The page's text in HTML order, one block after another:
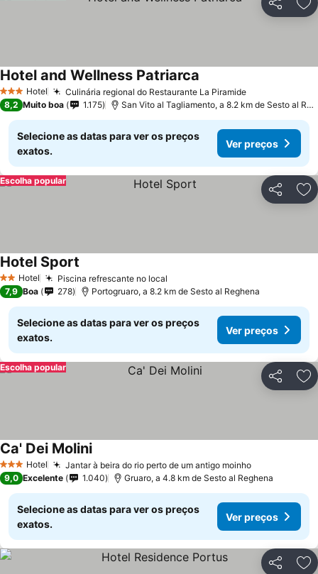
Partilhar
3 EstrelasHotel Culinária regional do Restaurante La Piramide
Hotel and Wellness Patriarca
8,2 Muito boa 1.175 San Vito al Tagliamento, a 8.2 km de Sesto al Reghena
Selecione as datas para ver os preços
exatos.
Ver preços
Partilhar
Escolha popular
2 Estrelas
Hotel Piscina refrescante no local
Hotel Sport
7,9 Boa 278 Portogruaro, a 8.2 km de Sesto al Reghena
Selecione as datas para ver os preços
exatos.
Ver preços
Partilhar
Escolha popular
3 EstrelasHotel Jantar à beira do rio perto de um antigo moinho
Ca' Dei Molini
9,0 Excelente 1.040 Gruaro, a 4.8 km de Sesto al Reghena
Selecione as datas para ver os preços
exatos.
Ver preços
Partilhar